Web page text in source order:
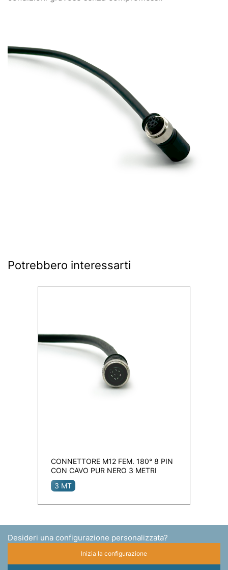
Potrebbero interessarti
CONNETTORE M12 FEM. 180° 8 PIN
CON CAVO PUR NERO 3 METRI
3 MT
Desideri una configurazione personalizzata?
Inizia la configurazione